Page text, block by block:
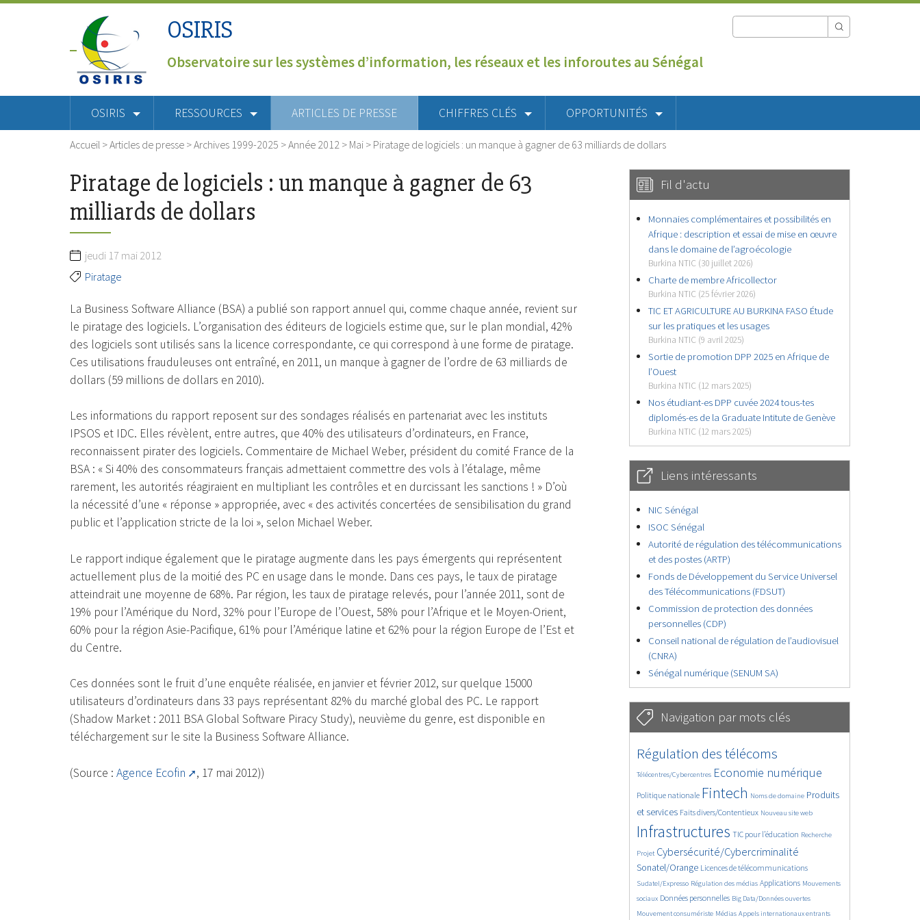
OSIRIS
Observatoire sur les systèmes d’information, les réseaux et les inforoutes au Sénégal
OSIRIS RESSOURCES ARTICLES DE PRESSE CHIFFRES CLÉS OPPORTUNITÉS
Accueil >Articles de presse >Archives 1999-2025 >Année 2012 > Mai > Piratage de logiciels : un manque à gagner de 63 milliards de dollars
Piratage de logiciels : un manque à gagner de 63
milliards de dollars
jeudi 17 mai 2012
Piratage
La Business Software Alliance (BSA) a publié son rapport annuel qui, comme chaque année, revient sur
le piratage des logiciels. L’organisation des éditeurs de logiciels estime que, sur le plan mondial, 42%
des logiciels sont utilisés sans la licence correspondante, ce qui correspond à une forme de piratage.
Ces utilisations frauduleuses ont entraîné, en 2011, un manque à gagner de l’ordre de 63 milliards de
dollars (59 millions de dollars en 2010).
Les informations du rapport reposent sur des sondages réalisés en partenariat avec les instituts
IPSOS et IDC. Elles révèlent, entre autres, que 40% des utilisateurs d’ordinateurs, en France,
reconnaissent pirater des logiciels. Commentaire de Michael Weber, président du comité France de la
BSA : « Si 40% des consommateurs français admettaient commettre des vols à l’étalage, même
rarement, les autorités réagiraient en multipliant les contrôles et en durcissant les sanctions ! » D’où
la nécessité d’une « réponse » appropriée, avec « des activités concertées de sensibilisation du grand
public et l’application stricte de la loi », selon Michael Weber.
Le rapport indique également que le piratage augmente dans les pays émergents qui représentent
actuellement plus de la moitié des PC en usage dans le monde. Dans ces pays, le taux de piratage
atteindrait une moyenne de 68%. Par région, les taux de piratage relevés, pour l’année 2011, sont de
19% pour l’Amérique du Nord, 32% pour l’Europe de l’Ouest, 58% pour l’Afrique et le Moyen-Orient,
60% pour la région Asie-Pacifique, 61% pour l’Amérique latine et 62% pour la région Europe de l’Est et
du Centre.
Ces données sont le fruit d’une enquête réalisée, en janvier et février 2012, sur quelque 15000
utilisateurs d’ordinateurs dans 33 pays représentant 82% du marché global des PC. Le rapport
(Shadow Market : 2011 BSA Global Software Piracy Study), neuvième du genre, est disponible en
téléchargement sur le site la Business Software Alliance.
(Source : Agence Ecofin , 17 mai 2012))
Fil d'actu
Monnaies complémentaires et possibilités en
Afrique : description et essai de mise en œuvre
dans le domaine de l’agroécologie
Burkina NTIC (30 juillet 2026)
Charte de membre Africollector
Burkina NTIC (25 février 2026)
TIC ET AGRICULTURE AU BURKINA FASO Étude
sur les pratiques et les usages
Burkina NTIC (9 avril 2025)
Sortie de promotion DPP 2025 en Afrique de
l’Ouest
Burkina NTIC (12 mars 2025)
Nos étudiant-es DPP cuvée 2024 tous-tes
diplomés-es de la Graduate Intitute de Genève
Burkina NTIC (12 mars 2025)
Liens intéressants
NIC Sénégal
ISOC Sénégal
Autorité de régulation des télécommunications
et des postes (ARTP)
Fonds de Développement du Service Universel
des Télécommunications (FDSUT)
Commission de protection des données
personnelles (CDP)
Conseil national de régulation de l’audiovisuel
(CNRA)
Sénégal numérique (SENUM SA)
Navigation par mots clés
4632/5599
Régulation des télécoms
346/5599
Télécentres/Cybercentres
3723/5599 Economie numérique
1847/5599
Politique nationale
5194/5599 Fintech
680/5599
Noms de domaine
2439/5599
Produits
et services
1543/5599 Faits divers/Contentieux
825/5599 Nouveau site web
5599/5599
Infrastructures
1831/5599
TIC pour l’éducation
190/5599
Recherche
242/5599
Projet
3507/5599Cybersécurité/Cybercriminalité
2208/5599
Sonatel/Orange
1604/5599 Licences de télécommunications
290/5599
Sudatel/Expresso
1009/5599 Régulation des médias
1530/5599 Applications
1080/5599
Mouvements
sociaux
1640/5599Données personnelles
142/5599 Big Data/Données ouvertes
598/5599
Mouvement consumériste
372/5599 Médias
642/5599 Appels internationaux entrants
1675/5599